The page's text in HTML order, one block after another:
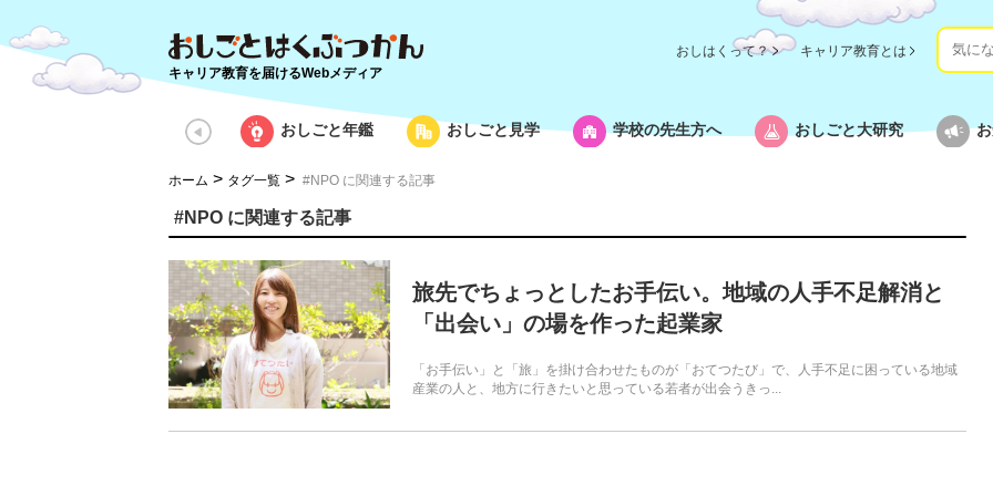
キャリア教育を届けるWebメディア
おしはくって？ キャリア教育とは
おしごと年鑑 おしごと見学 学校の先生方へ おしごと大研究
ホーム > タグ一覧 > #NPO に関連する記事
#NPO に関連する記事
旅先でちょっとしたお手伝い。地域の人手不足解消と
「出会い」の場を作った起業家
「お手伝い」と「旅」を掛け合わせたものが「おてつたび」で、人手不足に困っている地域
産業の人と、地方に行きたいと思っている若者が出会うきっ...